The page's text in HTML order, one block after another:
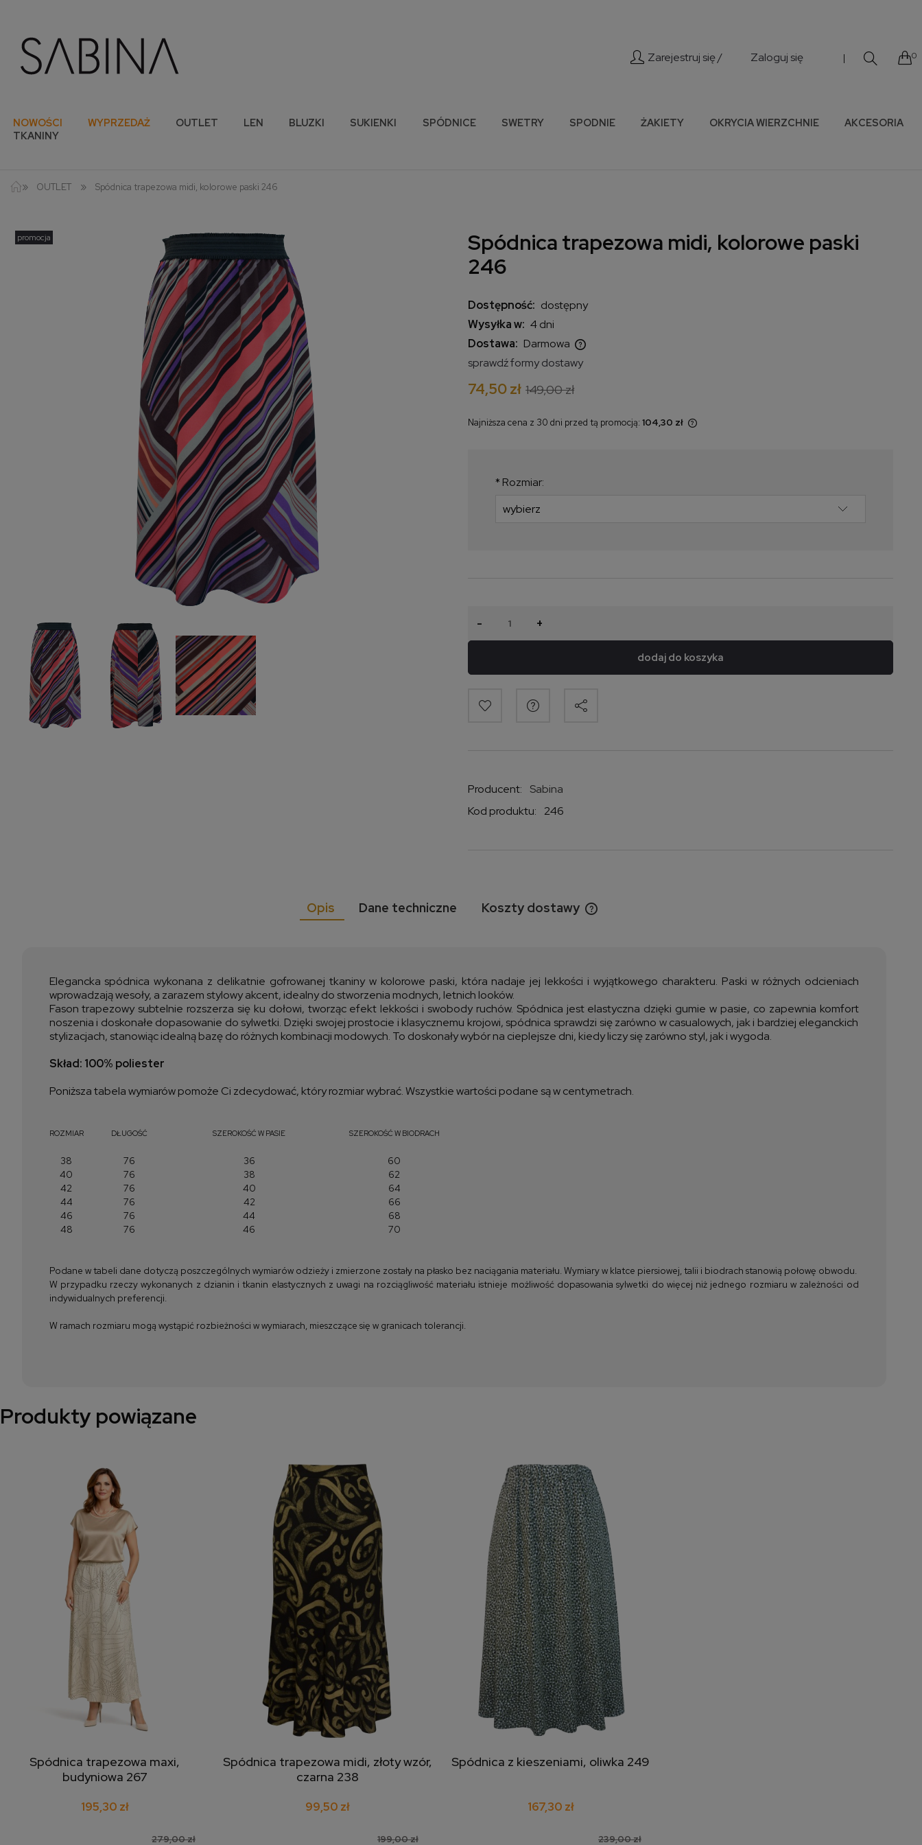
Zarejestruj się / Zaloguj się | 0
NOWOŚCI WYPRZEDAŻ OUTLET LEN BLUZKI SUKIENKI SPÓDNICE SWETRY SPODNIE ŻAKIETY OKRYCIA WIERZCHNIE
AKCESORIA
TKANINY
» OUTLET » Spódnica trapezowa midi, kolorowe paski 246
promocja
Spódnica trapezowa midi, kolorowe paski
246
Dostępność: dostępny
Wysyłka w: 4 dni
Dostawa: Darmowa
kosztów płatności
sprawdź formy dostawy
74,50 zł 149,00 zł
Najniższa cena z 30 dni przed tą promocją: 104,30 zł
najniższa cena od momentu, kiedy
* Rozmiar:
- +
dodaj do koszyka
Producent:
Sabina
Kod produktu:
246
Opis Dane techniczne Koszty dostawy
Elegancka spódnica wykonana z delikatnie gofrowanej tkaniny w kolorowe paski, która nadaje jej lekkości i wyjątkowego charakteru. Paski w różnych odcieniach
wprowadzają wesoły, a zarazem stylowy akcent, idealny do stworzenia modnych, letnich looków.
Fason trapezowy subtelnie rozszerza się ku dołowi, tworząc efekt lekkości i swobody ruchów. Spódnica jest elastyczna dzięki gumie w pasie, co zapewnia komfort
noszenia i doskonałe dopasowanie do sylwetki. Dzięki swojej prostocie i klasycznemu krojowi, spódnica sprawdzi się zarówno w casualowych, jak i bardziej eleganckich
stylizacjach, stanowiąc idealną bazę do różnych kombinacji modowych. To doskonały wybór na cieplejsze dni, kiedy liczy się zarówno styl, jak i wygoda.
Skład: 100% poliester
Poniższa tabela wymiarów pomoże Ci zdecydować, który rozmiar wybrać. Wszystkie wartości podane są w centymetrach.
ROZMIAR DŁUGOŚĆ SZEROKOŚĆ W PASIE SZEROKOŚĆ W BIODRACH
38 76 36
60
40
76 38
62
42
76 40
64
44
76 42
66
46
76 44
68
48
76 46 70
Podane w tabeli dane dotyczą poszczególnych wymiarów odzieży i zmierzone zostały na płasko bez naciągania materiału. Wymiary w klatce piersiowej, talii i biodrach stanowią połowę obwodu.
W przypadku rzeczy wykonanych z dzianin i tkanin elastycznych z uwagi na rozciągliwość materiału istnieje możliwość dopasowania sylwetki do więcej niż jednego rozmiaru w zależności od
indywidualnych preferencji.
W ramach rozmiaru mogą wystąpić rozbieżności w wymiarach, mieszczące się w granicach tolerancji.
Produkty powiązane
dodaj do koszyka
Spódnica trapezowa maxi,
budyniowa 267
279,00 zł
195,30 zł
dodaj do koszyka
Spódnica trapezowa midi, złoty wzór,
czarna 238
199,00 zł
99,50 zł
dodaj do koszyka
Spódnica z kieszeniami, oliwka 249
239,00 zł
167,30 zł